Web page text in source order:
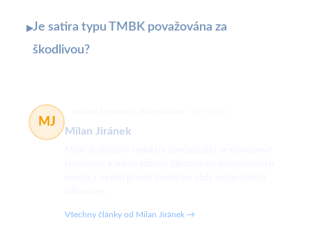
▸Je satira typu TMBK považována za
škodlivou?
MJ
Milan Jiránek
Všechny články od Milan Jiránek →